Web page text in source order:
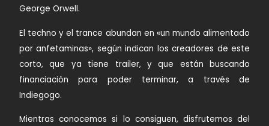
George Orwell.
El techno y el trance abundan en «un mundo alimentado
por anfetaminas», según indican los creadores de este
corto, que ya tiene trailer, y que están buscando
financiación para poder terminar, a través de
Indiegogo.
Mientras conocemos si lo consiguen, disfrutemos del